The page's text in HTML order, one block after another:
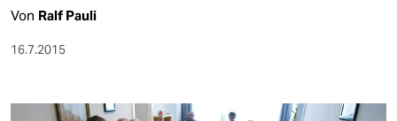
Von Ralf Pauli
16.7.2015